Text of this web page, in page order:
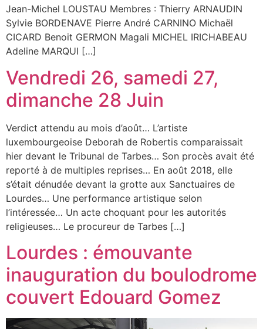
Jean-Michel LOUSTAU Membres : Thierry ARNAUDIN
Sylvie BORDENAVE Pierre André CARNINO Michaël
CICARD Benoit GERMON Magali MICHEL IRICHABEAU
Adeline MARQUI […]
Vendredi 26, samedi 27,
dimanche 28 Juin
Verdict attendu au mois d’août… L’artiste
luxembourgeoise Deborah de Robertis comparaissait
hier devant le Tribunal de Tarbes… Son procès avait été
reporté à de multiples reprises… En août 2018, elle
s’était dénudée devant la grotte aux Sanctuaires de
Lourdes… Une performance artistique selon
l’intéressée… Un acte choquant pour les autorités
religieuses… Le procureur de Tarbes […]
Lourdes : émouvante
inauguration du boulodrome
couvert Edouard Gomez